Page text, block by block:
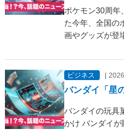
ポケモン30周年
た今年、全国の
画やグッズが登
ビジネス |
バンダイ「星
バンダイの玩具
かけ バンダイ